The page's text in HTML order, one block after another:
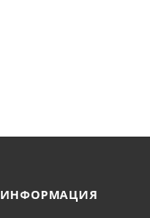
ИНФОРМАЦИЯ